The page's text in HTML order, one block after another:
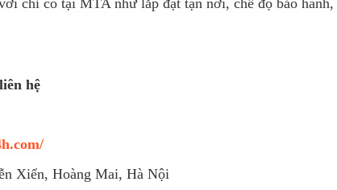
hệ
Xiển, Hoàng Mai, Hà Nội